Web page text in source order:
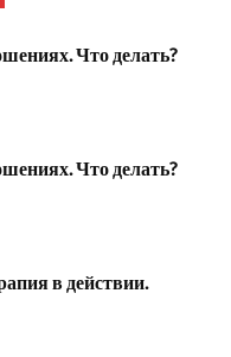
Что делать?
Что делать?
в действии.